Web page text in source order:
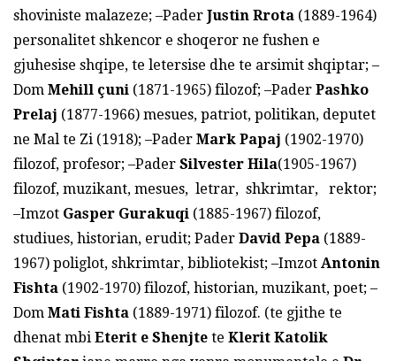
shoviniste malazeze; –Pader Justin Rrota (1889-1964)
personalitet shkencor e shoqeror ne fushen e
gjuhesise shqipe, te letersise dhe te arsimit shqiptar; –
Dom Mehill çuni (1871-1965) filozof; –Pader Pashko
Prelaj (1877-1966) mesues, patriot, politikan, deputet
ne Mal te Zi (1918); –Pader Mark Papaj (1902-1970)
filozof, profesor; –Pader Silvester Hila(1905-1967)
filozof, muzikant, mesues, letrar, shkrimtar, rektor;
–Imzot Gasper Gurakuqi (1885-1967) filozof,
studiues, historian, erudit; Pader David Pepa (1889-
1967) poliglot, shkrimtar, bibliotekist; –Imzot Antonin
Fishta (1902-1970) filozof, historian, muzikant, poet; –
Dom Mati Fishta (1889-1971) filozof. (te gjithe te
dhenat mbi Eterit e Shenjte te Klerit Katolik